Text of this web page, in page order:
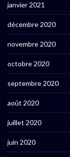
janvier 2021
décembre 2020
novembre 2020
octobre 2020
septembre 2020
août 2020
juillet 2020
juin 2020